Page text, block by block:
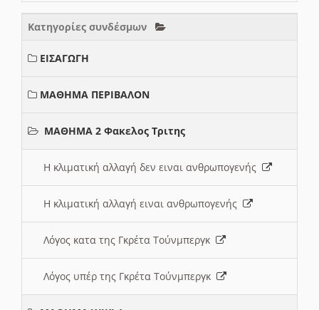
Κατηγορίες συνδέσμων
ΕΙΣΑΓΩΓΗ
ΜΑΘΗΜΑ ΠΕΡΙΒΑΛΟΝ
ΜΑΘΗΜΑ 2 Φακελος Τριτης
Η κλιματική αλλαγή δεν ειναι ανθρωπογενής
Η κλιματική αλλαγή ειναι ανθρωπογενής
Λόγος κατα της Γκρέτα Τούνμπεργκ
Λόγος υπέρ της Γκρέτα Τούνμπεργκ